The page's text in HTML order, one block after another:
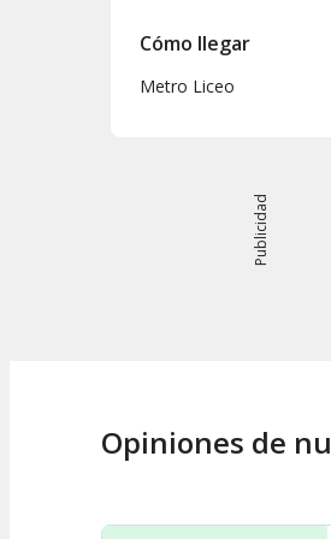
Cómo llegar
Metro Liceo
Publicidad
Opiniones de